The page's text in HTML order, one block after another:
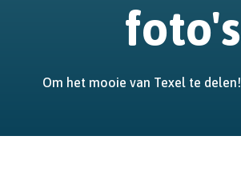
foto's
Om het mooie van Texel te delen!